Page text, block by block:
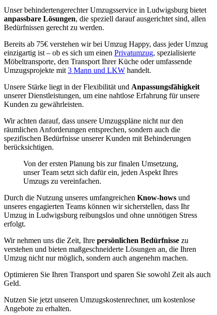
Unser behindertengerechter Umzugsservice in Ludwigsburg bietet
anpassbare Lösungen, die speziell darauf ausgerichtet sind, allen
Bedürfnissen gerecht zu werden.
Bereits ab 75€ verstehen wir bei Umzug Happy, dass jeder Umzug
einzigartig ist – ob es sich um einen Privatumzug, spezialisierte
Möbeltransporte, den Transport Ihrer Küche oder umfassende
Umzugsprojekte mit 3 Mann und LKW handelt.
Unsere Stärke liegt in der Flexibilität und Anpassungsfähigkeit
unserer Dienstleistungen, um eine nahtlose Erfahrung für unsere
Kunden zu gewährleisten.
Wir achten darauf, dass unsere Umzugspläne nicht nur den
räumlichen Anforderungen entsprechen, sondern auch die
spezifischen Bedürfnisse unserer Kunden mit Behinderungen
berücksichtigen.
Von der ersten Planung bis zur finalen Umsetzung,
unser Team setzt sich dafür ein, jeden Aspekt Ihres
Umzugs zu vereinfachen.
Durch die Nutzung unseres umfangreichen Know-hows und
unseres engagierten Teams können wir sicherstellen, dass Ihr
Umzug in Ludwigsburg reibungslos und ohne unnötigen Stress
erfolgt.
Wir nehmen uns die Zeit, Ihre persönlichen Bedürfnisse zu
verstehen und bieten maßgeschneiderte Lösungen an, die Ihren
Umzug nicht nur möglich, sondern auch angenehm machen.
Optimieren Sie Ihren Transport und sparen Sie sowohl Zeit als auch
Geld.
Nutzen Sie jetzt unseren Umzugskostenrechner, um kostenlose
Angebote zu erhalten.